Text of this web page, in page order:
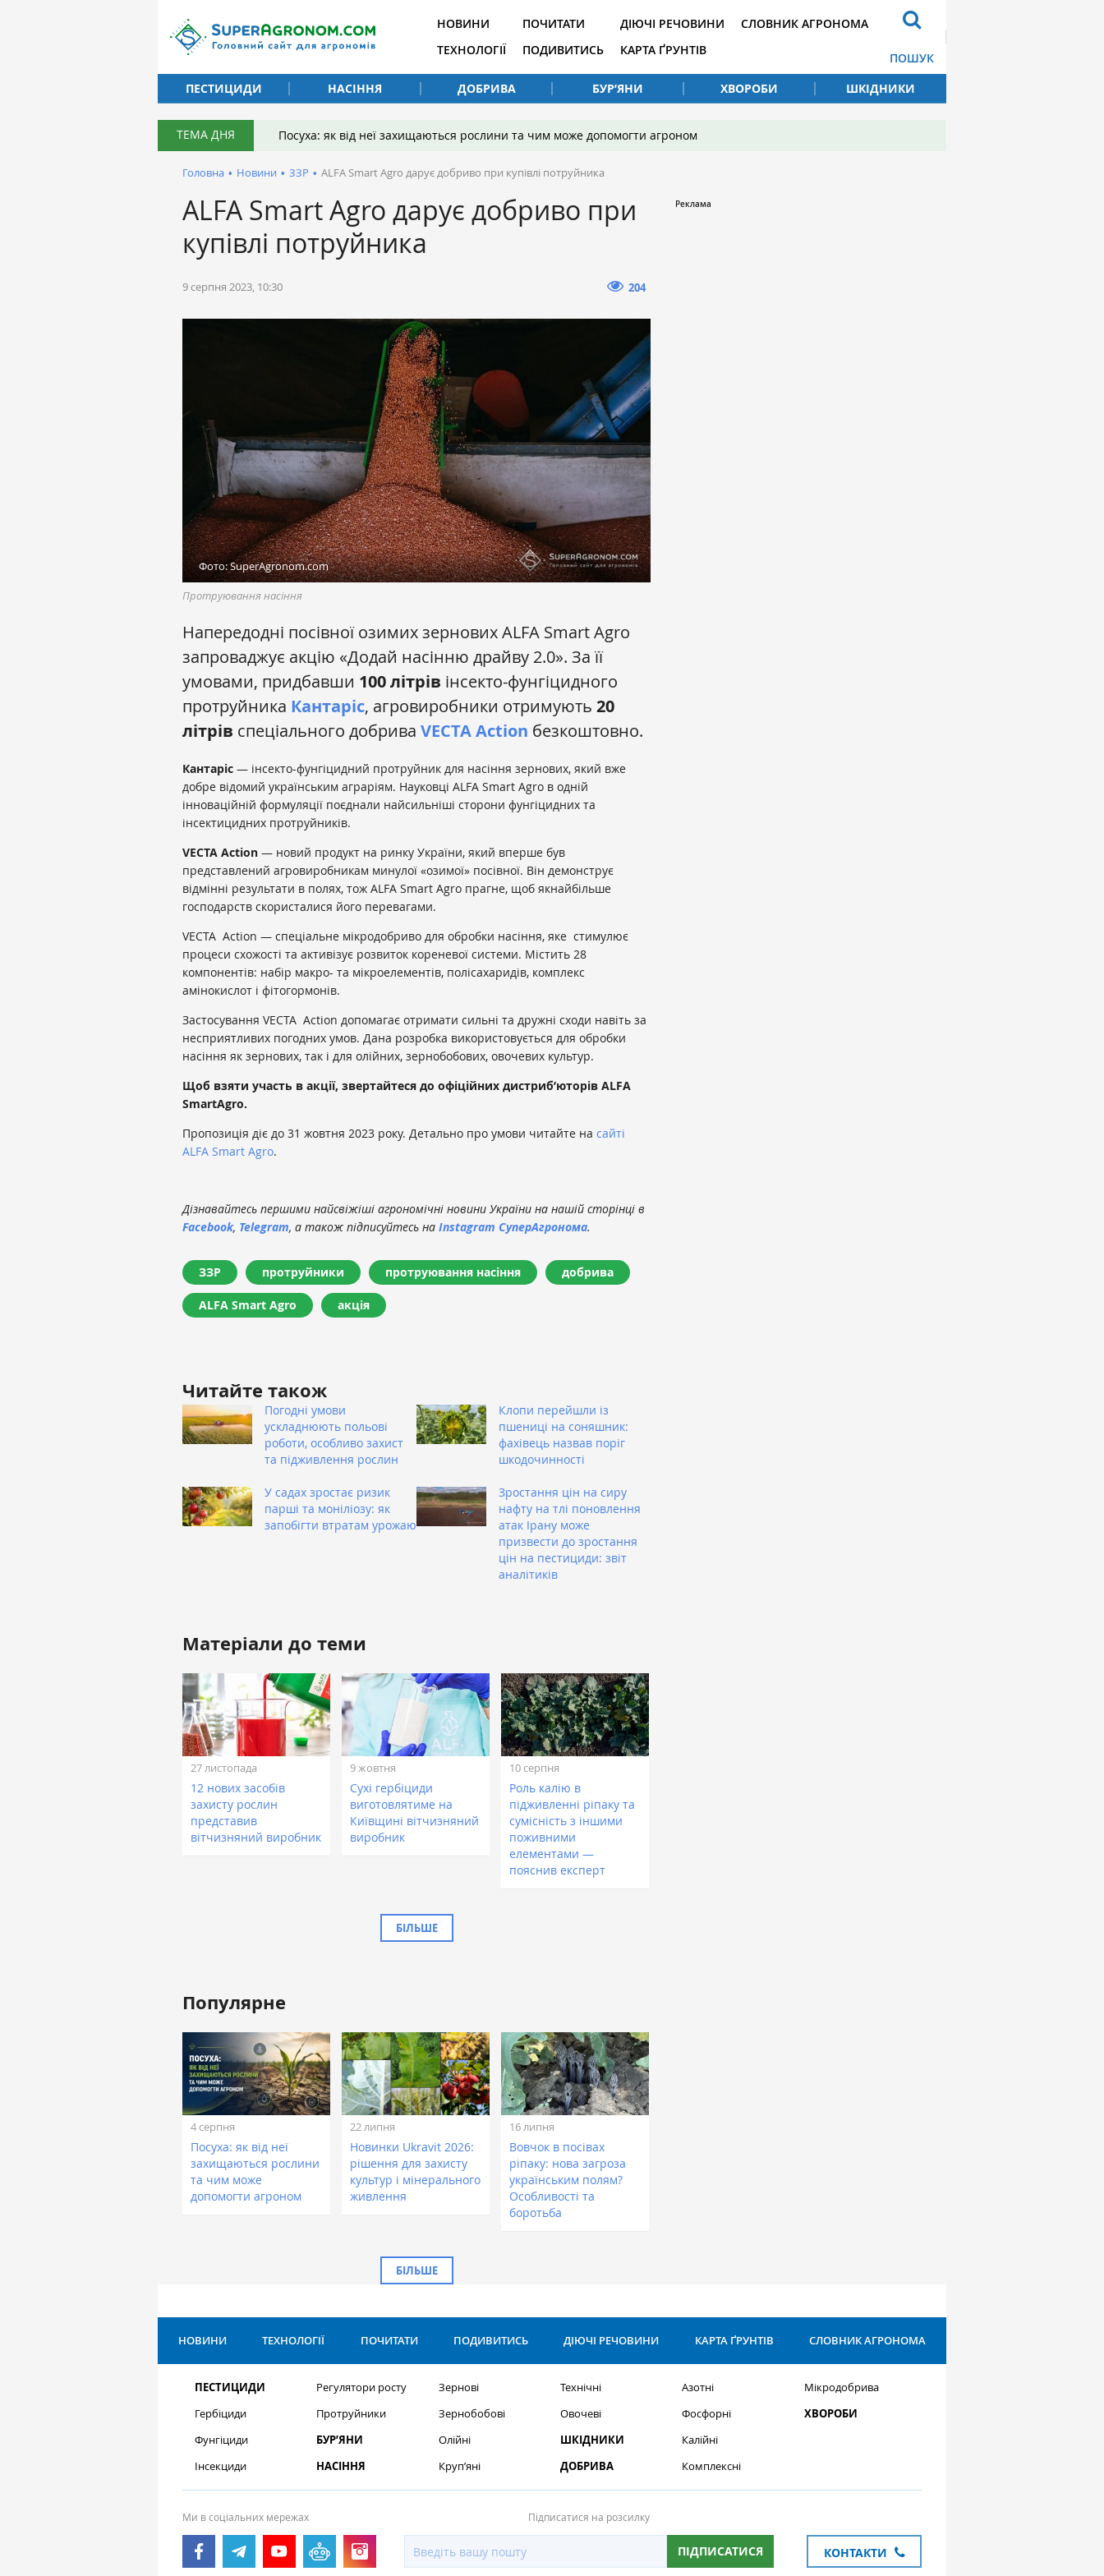
НОВИНИ
ТЕХНОЛОГІЇ
ПОЧИТАТИ
ПОДИВИТИСЬ
ДІЮЧІ РЕЧОВИНИ
КАРТА ҐРУНТІВ
СЛОВНИК АГРОНОМА
ПОШУК
ПЕСТИЦИДИ
НАСІННЯ ДОБРИВА БУР’ЯНИ ХВОРОБИ ШКІДНИКИ
ТЕМА ДНЯ Посуха: як від неї захищаються рослини та чим може допомогти агроном
Головна • Новини • ЗЗР • ALFA Smart Agro дарує добриво при купівлі потруйника
ALFA Smart Agro дарує добриво при
купівлі потруйника
9 серпня 2023, 10:30 204
Фото: SuperAgronom.com
Протруювання насіння
Напередодні посівної озимих зернових ALFA Smart Agro
запроваджує акцію «Додай насінню драйву 2.0». За її
умовами, придбавши 100 літрів інсекто-фунгіцидного
протруйника Кантаріс, агровиробники отримують 20
літрів спеціального добрива VECTA Action безкоштовно.
Кантаріс — інсекто-фунгіцидний протруйник для насіння зернових, який вже
добре відомий українським аграріям. Науковці ALFA Smart Agro в одній
інноваційній формуляції поєднали найсильніші сторони фунгіцидних та
інсектицидних протруйників.
VECTA Action — новий продукт на ринку України, який вперше був
представлений агровиробникам минулої «озимої» посівної. Він демонструє
відмінні результати в полях, тож ALFA Smart Agro прагне, щоб якнайбільше
господарств скористалися його перевагами.
VECTA Action — спеціальне мікродобриво для обробки насіння, яке стимулює
процеси схожості та активізує розвиток кореневої системи. Містить 28
компонентів: набір макро- та мікроелементів, полісахаридів, комплекс
амінокислот і фітогормонів.
Застосування VECTA Action допомагає отримати сильні та дружні сходи навіть за
несприятливих погодних умов. Дана розробка використовується для обробки
насіння як зернових, так і для олійних, зернобобових, овочевих культур.
Щоб взяти участь в акції, звертайтеся до офіційних дистриб’юторів ALFA
SmartAgro.
Пропозиція діє до 31 жовтня 2023 року. Детально про умови читайте на сайті
ALFA Smart Agro.
Дізнавайтесь першими найсвіжіші агрономічні новини України на нашій сторінці в
Facebook, Telegram, а також підписуйтесь на Instagram СуперАгронома.
ЗЗР протруйники протруювання насіння добрива
ALFA Smart Agro акція
Читайте також
Погодні умови
ускладнюють польові
роботи, особливо захист
та підживлення рослин
Клопи перейшли із
пшениці на соняшник:
фахівець назвав поріг
шкодочинності
У садах зростає ризик
парші та моніліозу: як
запобігти втратам урожаю
Зростання цін на сиру
нафту на тлі поновлення
атак Ірану може
призвести до зростання
цін на пестициди: звіт
аналітиків
Матеріали до теми
27 листопада
12 нових засобів
захисту рослин
представив
вітчизняний виробник
9 жовтня
Сухі гербіциди
виготовлятиме на
Київщині вітчизняний
виробник
10 серпня
Роль калію в
підживленні ріпаку та
сумісність з іншими
поживними
елементами —
пояснив експерт
БІЛЬШЕ
Популярне
4 серпня
Посуха: як від неї
захищаються рослини
та чим може
допомогти агроном
22 липня
Новинки Ukravit 2026:
рішення для захисту
культур і мінерального
живлення
16 липня
Вовчок в посівах
ріпаку: нова загроза
українським полям?
Особливості та
боротьба
БІЛЬШЕ
НОВИНИ ТЕХНОЛОГІЇ ПОЧИТАТИ ПОДИВИТИСЬ ДІЮЧІ РЕЧОВИНИ КАРТА ҐРУНТІВ СЛОВНИК АГРОНОМА
ПЕСТИЦИДИ
Гербіциди
Фунгіциди
Інсекциди
Регулятори росту
Протруйники
БУР’ЯНИ
НАСІННЯ
Зернові
Зернобобові
Олійні
Круп’яні
Технічні
Овочеві
ШКІДНИКИ
ДОБРИВА
Азотні
Фосфорні
Калійні
Комплексні
Мікродобрива
ХВОРОБИ
Ми в соціальних мережах Підписатися на розсилку
ПІДПИСАТИСЯ КОНТАКТИ